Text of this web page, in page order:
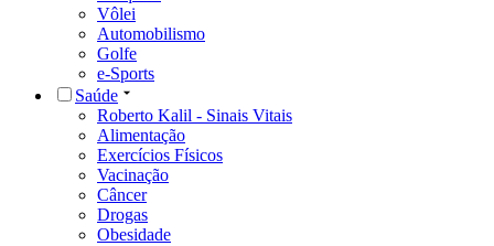
Vôlei
Automobilismo
Golfe
e-Sports
Saúde
Roberto Kalil - Sinais Vitais
Alimentação
Exercícios Físicos
Vacinação
Câncer
Drogas
Obesidade